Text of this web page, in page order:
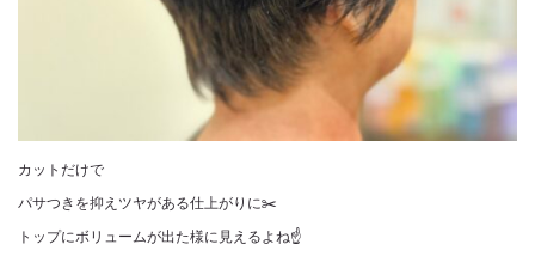
カットだけで
パサつきを抑えツヤがある仕上がりに✂️
トップにボリュームが出た様に見えるよね☝️